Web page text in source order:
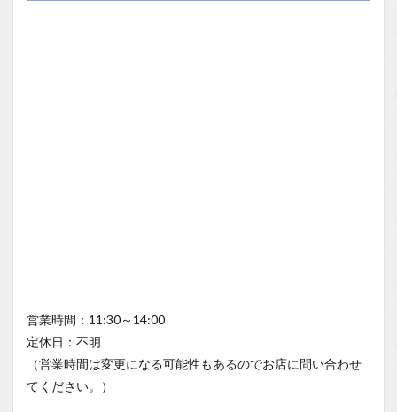
営業時間：11:30～14:00
定休日：不明
（営業時間は変更になる可能性もあるのでお店に問い合わせ
てください。）